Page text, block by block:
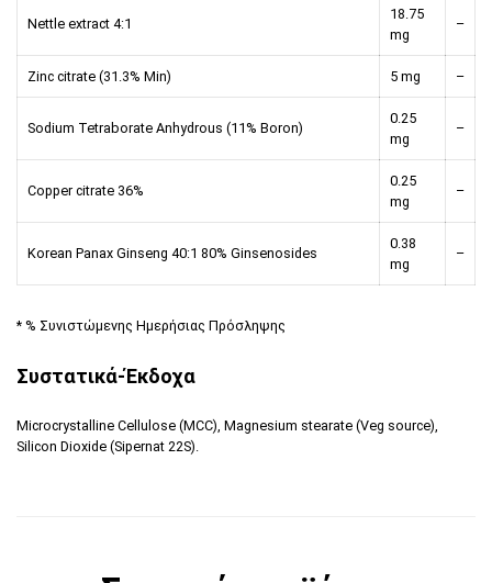
Nettle extract 4:1
18.75
mg
–
Zinc citrate (31.3% Min) 5 mg –
Sodium Tetraborate Anhydrous (11% Boron)
0.25
mg
–
Copper citrate 36%
0.25
mg
–
Korean Panax Ginseng 40:1 80% Ginsenosides
0.38
mg
–
* % Συνιστώμενης Ημερήσιας Πρόσληψης
Συστατικά-Έκδοχα
Microcrystalline Cellulose (MCC), Magnesium stearate (Veg source),
Silicon Dioxide (Sipernat 22S).